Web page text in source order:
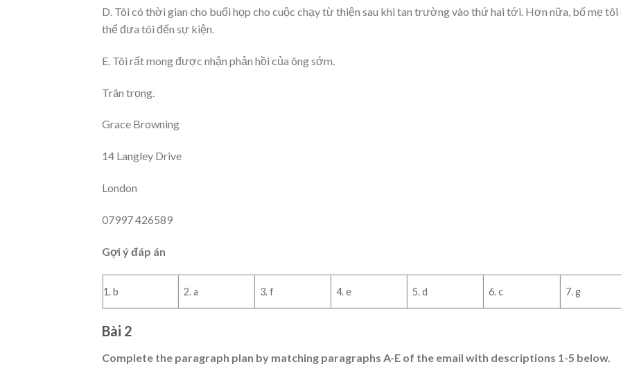
D. Tôi có thời gian cho buổi họp cho cuộc chạy từ thiện sau khi tan trường vào thứ hai tới. Hơn nữa, bố mẹ tôi
thể đưa tôi đến sự kiện.
E. Tôi rất mong được nhận phản hồi của ông sớm.
Trân trọng.
Grace Browning
14 Langley Drive
London
07997 426589
Gợi ý đáp án
1. b 2. a 3. f 4. e 5. d 6. c 7. g
Bài 2
Complete the paragraph plan by matching paragraphs A-E of the email with descriptions 1-5 below.